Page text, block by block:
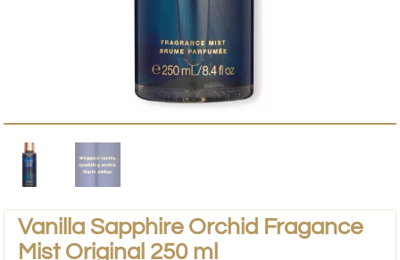
Vanilla Sapphire Orchid Fragance
Mist Original 250 ml